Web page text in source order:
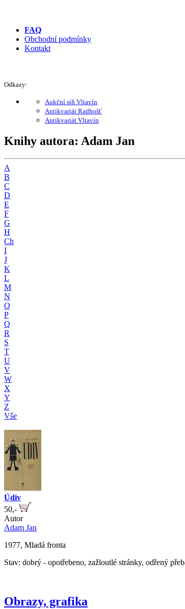
FAQ
Obchodní podmínky
Kontakt
Odkazy:
Aukční síň Vltavín
Antikvariát Radhošť
Antikvariát Vltavín
Knihy autora: Adam Jan
A
B
C
D
E
F
G
H
Ch
I
J
K
L
M
N
O
P
Q
R
S
T
U
V
W
X
Y
Z
Vše
Údiv
50,-
Autor
Adam Jan
1977, Mladá fronta
Stav: dobrý - opotřebeno, zažloutlé stránky, odřený
Obrazy, grafika